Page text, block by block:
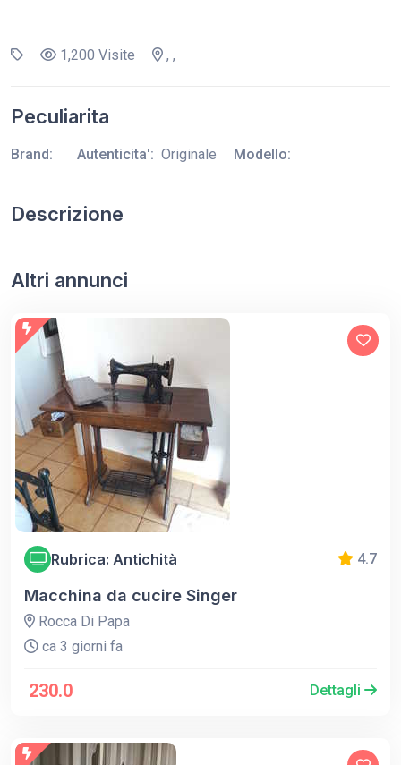
1,200 Visite , ,
Peculiarita
Brand: Autenticita': Originale Modello:
Descrizione
Altri annunci
Rubrica: Antichità 4.7
Macchina da cucire Singer
Rocca Di Papa
ca 3 giorni fa
230.0 Dettagli